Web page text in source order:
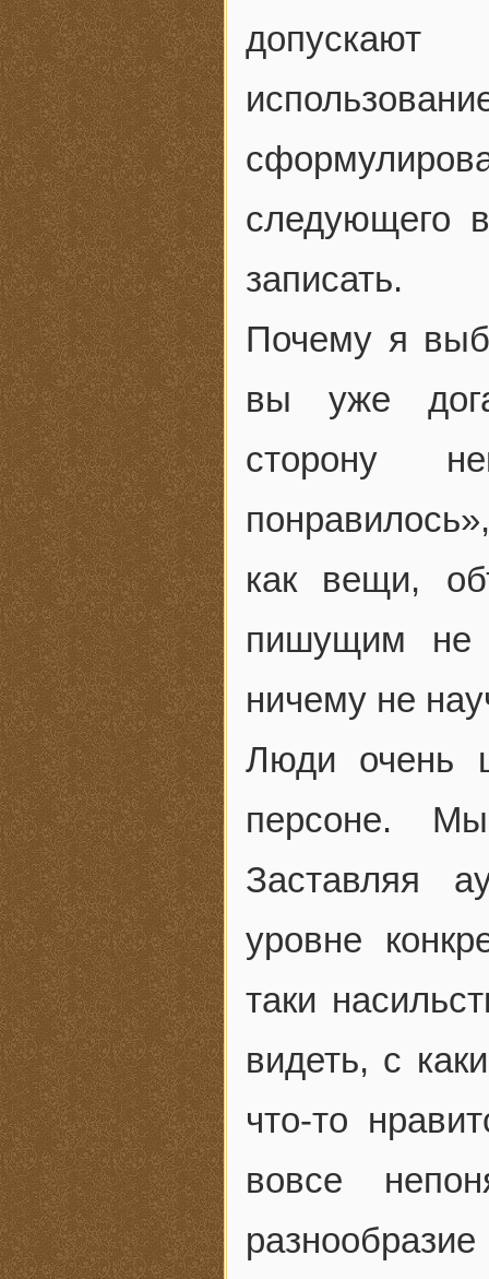
следующего
записать.
Почему я
вы уже
сторону
как вещи,
пишущим не
ничему не
Люди очень
персоне.
Заставляя
уровне
таки
видеть, с
что-то
вовсе